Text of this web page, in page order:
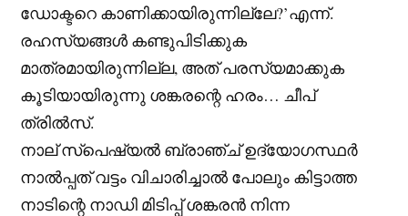
ഡോക്ടറെ കാണിക്കായിരുന്നില്ലേ?’എന്ന്.
രഹസ്യങ്ങൾ കണ്ടുപിടിക്കുക
മാത്രമായിരുന്നില്ല, അത് പരസ്യമാക്കുക
കൂടിയായിരുന്നു ശങ്കരന്റെ ഹരം… ചീപ്
ത്രിൽസ്.
നാല് സ്പെഷ്യൽ ബ്രാഞ്ച് ഉദ്യോഗസ്ഥർ
നാൽപ്പത് വട്ടം വിചാരിച്ചാൽ പോലും കിട്ടാത്ത
നാടിന്റെ നാഡി മിടിപ്പ് ശങ്കരൻ നിന്ന